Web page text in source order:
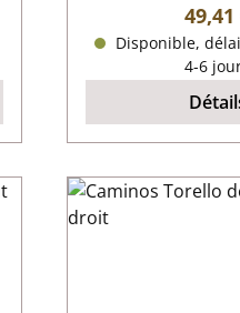
Prix
49,41
Disponible,
4-6